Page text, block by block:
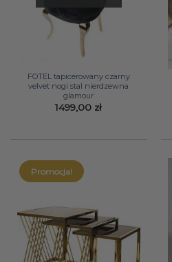
FOTEL tapicerowany czarny
velvet nogi stal nierdzewna
glamour
1499,00 zł
Promocja!